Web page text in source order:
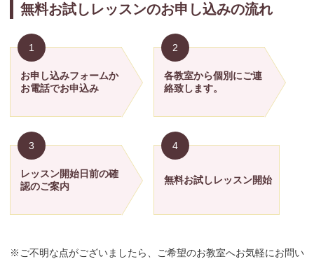
無料お試しレッスンのお申し込みの流れ
1
お申し込みフォームか
お電話でお申込み
2
各教室から個別にご連
絡致します。
3
レッスン開始日前の確
認のご案内
4
無料お試しレッスン開始
※ご不明な点がございましたら、ご希望のお教室へお気軽にお問い